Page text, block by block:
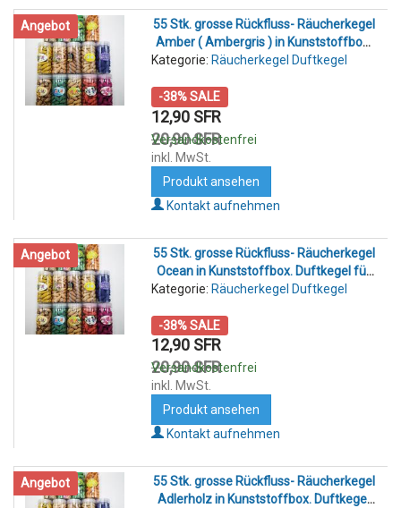
Angebot
55 Stk. grosse Rückfluss- Räucherkegel
Amber ( Ambergris ) in Kunststoffbox.
Duftkegel für Rückfluss-
Kategorie: Räucherkegel Duftkegel
-38% SALE
12,90 SFR
20,90 SFR
Versandkostenfrei
inkl. MwSt.
Produkt ansehen
Kontakt aufnehmen
Angebot
55 Stk. grosse Rückfluss- Räucherkegel
Ocean in Kunststoffbox. Duftkegel für
Rückfluss- Räucherkegelhalter
Kategorie: Räucherkegel Duftkegel
-38% SALE
12,90 SFR
20,90 SFR
Versandkostenfrei
inkl. MwSt.
Produkt ansehen
Kontakt aufnehmen
Angebot
55 Stk. grosse Rückfluss- Räucherkegel
Adlerholz in Kunststoffbox. Duftkegel